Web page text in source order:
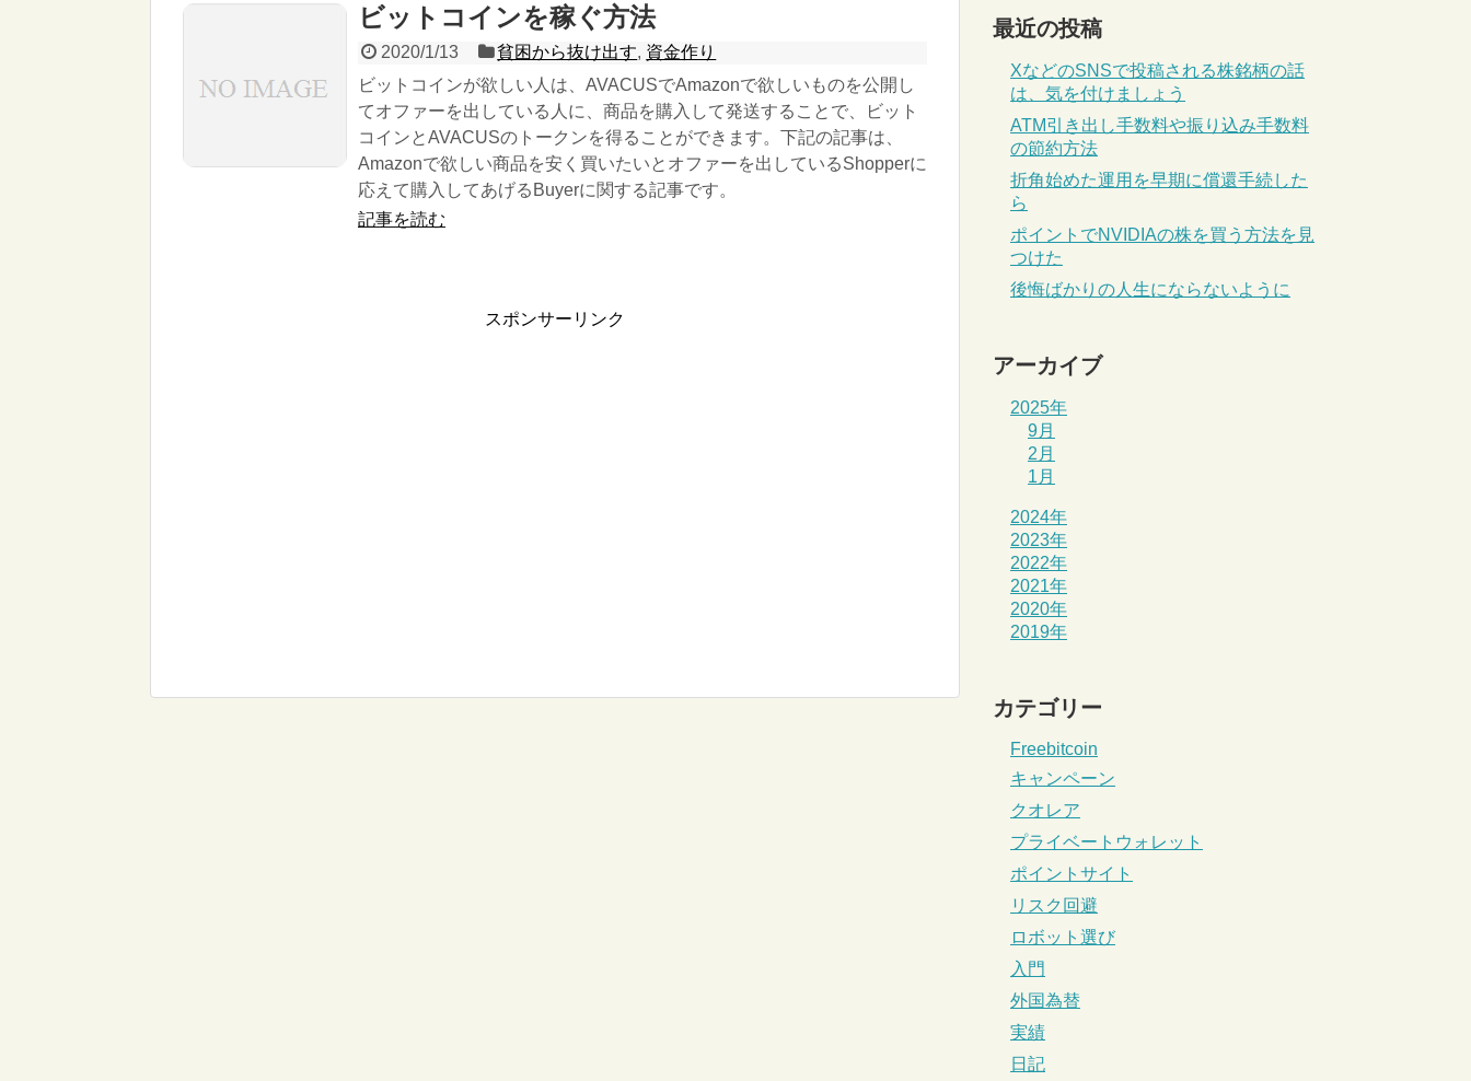
ビットコインを稼ぐ方法
2020/1/13 貧困から抜け出す, 資金作り
ビットコインが欲しい人は、AVACUSでAmazonで欲しいものを公開し
てオファーを出している人に、商品を購入して発送することで、ビット
コインとAVACUSのトークンを得ることができます。下記の記事は、
Amazonで欲しい商品を安く買いたいとオファーを出しているShopperに
応えて購入してあげるBuyerに関する記事です。
記事を読む
スポンサーリンク
最近の投稿
XなどのSNSで投稿される株銘柄の話
は、気を付けましょう
ATM引き出し手数料や振り込み手数料
の節約方法
折角始めた運用を早期に償還手続した
ら
ポイントでNVIDIAの株を買う方法を見
つけた
後悔ばかりの人生にならないように
アーカイブ
2025年
9月
2月
1月
2024年
2023年
2022年
2021年
2020年
2019年
カテゴリー
Freebitcoin
キャンペーン
クオレア
プライベートウォレット
ポイントサイト
リスク回避
ロボット選び
入門
外国為替
実績
日記